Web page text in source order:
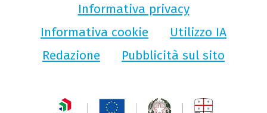
Informativa privacy
Informativa cookie
Utilizzo IA
Redazione
Pubblicità sul sito